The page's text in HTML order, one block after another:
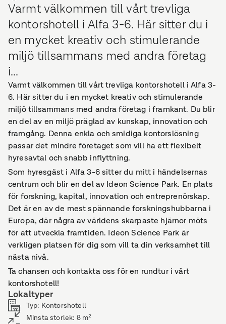
Varmt välkommen till vårt trevliga
kontorshotell i Alfa 3-6. Här sitter du i
en mycket kreativ och stimulerande
miljö tillsammans med andra företag
i...
Varmt välkommen till vårt trevliga kontorshotell i Alfa 3-
6. Här sitter du i en mycket kreativ och stimulerande
miljö tillsammans med andra företag i framkant. Du blir
en del av en miljö präglad av kunskap, innovation och
framgång. Denna enkla och smidiga kontorslösning
passar det mindre företaget som vill ha ett flexibelt
hyresavtal och snabb inflyttning.
Som hyresgäst i Alfa 3-6 sitter du mitt i händelsernas
centrum och blir en del av Ideon Science Park. En plats
för forskning, kapital, innovation och entreprenörskap.
Det är en av de mest spännande forskningshubbarna i
Europa, där några av världens skarpaste hjärnor möts
för att utveckla framtiden. Ideon Science Park är
verkligen platsen för dig som vill ta din verksamhet till
nästa nivå.
Ta chansen och kontakta oss för en rundtur i vårt
kontorshotell!
Lokaltyper
Typ: Kontorshotell
Minsta storlek: 8m²